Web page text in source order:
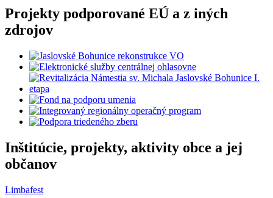
Projekty podporované EÚ a z iných
zdrojov
Inštitúcie, projekty, aktivity obce a jej
občanov
Limbafest